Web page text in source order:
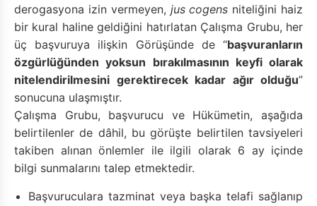
derogasyona izin vermeyen, jus cogens niteliğini haiz
bir kural haline geldiğini hatırlatan Çalışma Grubu, her
üç başvuruya ilişkin Görüşünde de “başvuranların
özgürlüğünden yoksun bırakılmasının keyfi olarak
nitelendirilmesini gerektirecek kadar ağır olduğu”
sonucuna ulaşmıştır.
Çalışma Grubu, başvurucu ve Hükümetin, aşağıda
belirtilenler de dâhil, bu görüşte belirtilen tavsiyeleri
takiben alınan önlemler ile ilgili olarak 6 ay içinde
bilgi sunmalarını talep etmektedir.
Başvuruculara tazminat veya başka telafi sağlanıp